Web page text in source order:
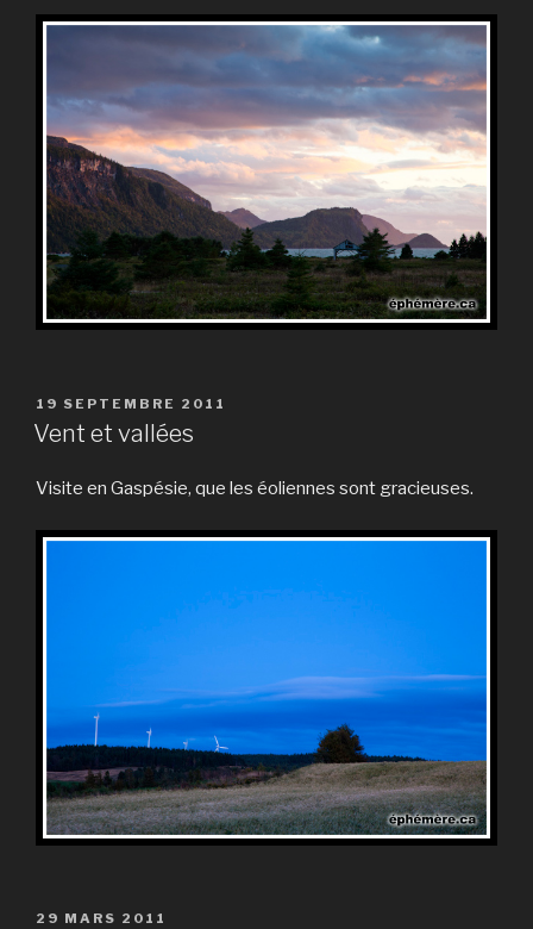
PUBLIÉ
LE
19 SEPTEMBRE 2011
Vent et vallées
Visite en Gaspésie, que les éoliennes sont gracieuses.
PUBLIÉ
29 MARS 2011